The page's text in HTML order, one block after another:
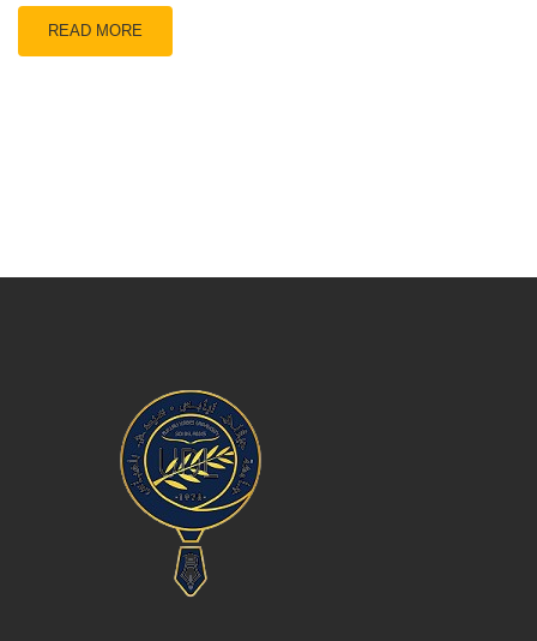
READ MORE